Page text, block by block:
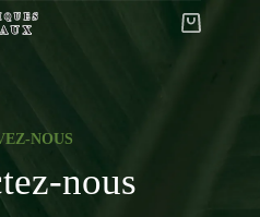
NOUS
nous